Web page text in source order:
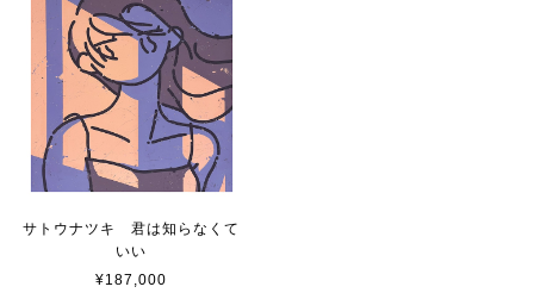
サトウナツキ 君は知らなくて
いい
¥187,000